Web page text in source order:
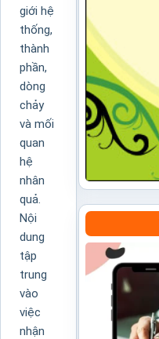
giới hệ
thống,
thành
phần,
dòng
chảy
và mối
quan
hệ
nhân
quả.
Nội
dung
tập
trung
vào
việc
nhận